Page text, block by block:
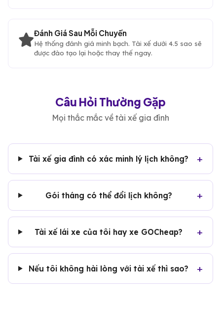
Đánh Giá Sau Mỗi Chuyến
Hệ thống đánh giá minh bạch. Tài xế dưới 4.5 sao sẽ
được đào tạo lại hoặc thay thế ngay.
Câu Hỏi Thường Gặp
Mọi thắc mắc về tài xế gia đình
Tài xế gia đình có xác minh lý lịch không?
Gói tháng có thể đổi lịch không?
Tài xế lái xe của tôi hay xe GOCheap?
Nếu tôi không hài lòng với tài xế thì sao?